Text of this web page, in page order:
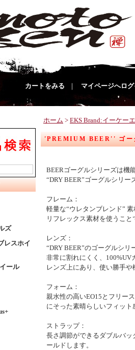
カートをみる マイページへロ
ズ
レスホイ
ール
ホーム > EKS Brand:イーケー
'PREMIUM BEER'' ゴー
BEERゴーグルシリーズは機
“DRY BEER”ゴーグルシリ
フレーム：
軽量な“ウレタンブレンド”
リフレックス素材を使うこと
レンズ：
“DRY BEER”のゴーグルシ
非常に割れにくく、100%UV
レンズ上にあり、使い勝手
フォーム：
親水性の高いEO15とフリー
にそった素晴らしいフィット
ストラップ：
長さ調節ができるダブルバ
ールドします。